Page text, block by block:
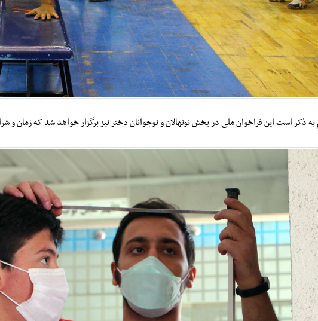
به ذکر است این فراخوان ملی در بخش نونهالان و نوجوانان دختر نیز برگزار خواهد شد که زمان و